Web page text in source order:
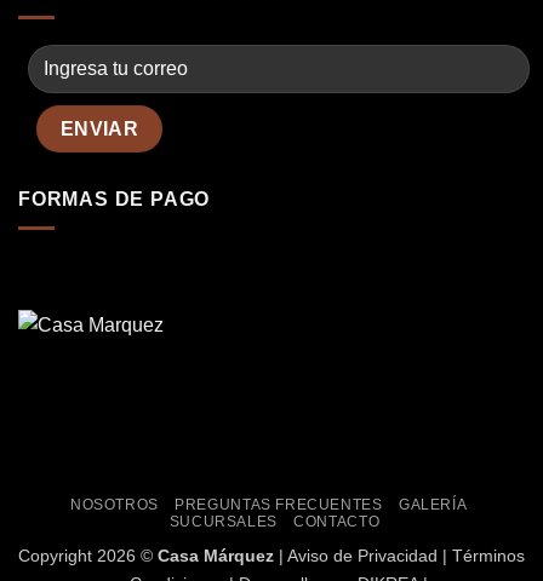
FORMAS DE PAGO
NOSOTROS PREGUNTAS FRECUENTES
GALERÍA
SUCURSALES
CONTACTO
Copyright 2026 © Casa Márquez | Aviso de Privacidad | Términos